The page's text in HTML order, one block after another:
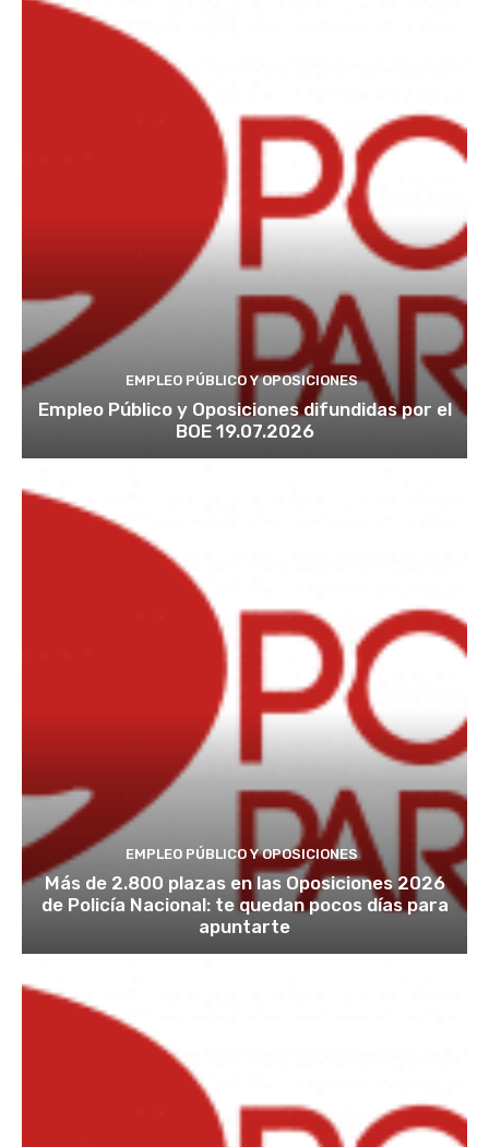
EMPLEO PÚBLICO Y OPOSICIONES
Empleo Público y Oposiciones difundidas por el
BOE 19.07.2026
EMPLEO PÚBLICO Y OPOSICIONES
Más de 2.800 plazas en las Oposiciones 2026
de Policía Nacional: te quedan pocos días para
apuntarte